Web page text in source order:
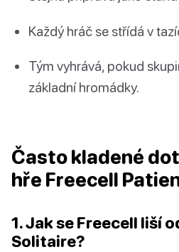
Každý hráč se střídá v
Tým vyhrává, pokud
základní hromádky.
Často kladené
hře Freecell
1. Jak se Freecell liší
Solitaire?